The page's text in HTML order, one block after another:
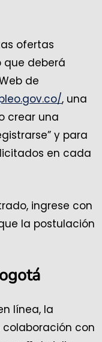
ofertas
que deberá
de
, una
crear una
y para
en cada
ingrese con
la postulación
línea, la
colaboración con